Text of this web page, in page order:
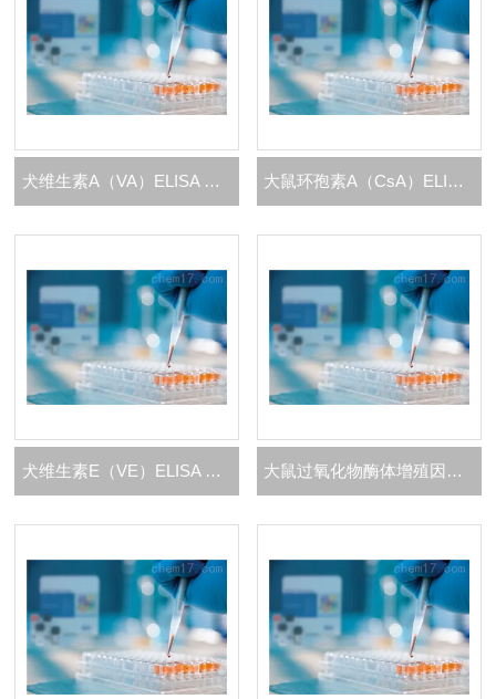
犬维生素A（VA）ELISA 试剂盒 大鼠环孢素A（CsA）ELISA 试剂盒
犬维生素E（VE）ELISA 试剂盒 大鼠过氧化物酶体增殖因子活化受体γ（ PPAR-γ）ELISA 试剂盒